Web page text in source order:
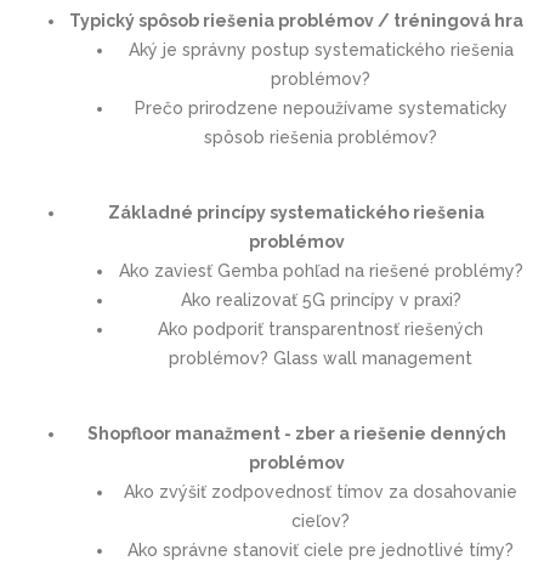
Typický spôsob riešenia problémov / tréningová hra
Aký je správny postup systematického riešenia
problémov?
Prečo prirodzene nepoužívame systematicky
spôsob riešenia problémov?
Základné princípy systematického riešenia
problémov
Ako zaviesť Gemba pohľad na riešené problémy?
Ako realizovať 5G princípy v praxi?
Ako podporiť transparentnosť riešených
problémov? Glass wall management
Shopfloor manažment - zber a riešenie denných
problémov
Ako zvýšiť zodpovednosť tímov za dosahovanie
cieľov?
Ako správne stanoviť ciele pre jednotlivé tímy?